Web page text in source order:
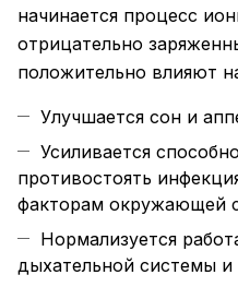
начинается процесс
отрицательно
положительно влияют
Улучшается сон и
Усиливается
противостоять
факторам окружающей
Нормализуется
дыхательной системы и